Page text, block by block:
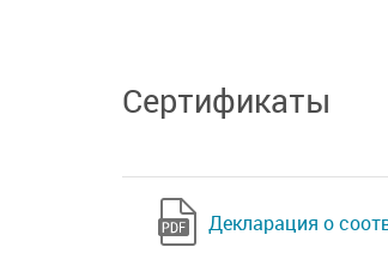
Сертификаты
Декларация о